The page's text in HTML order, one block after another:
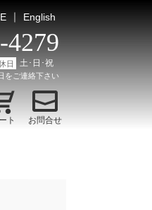
｜ English
ト お問合せ
4279
日 土･日･祝
をご連絡下さい